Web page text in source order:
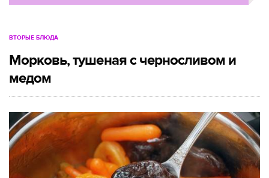
ВТОРЫЕ БЛЮДА
Морковь, тушеная с черносливом и
медом